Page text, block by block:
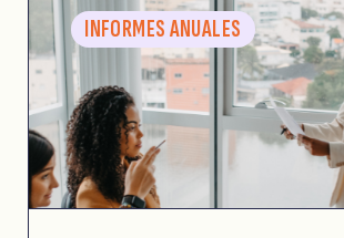
INFORMES ANUALES